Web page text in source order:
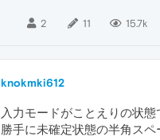
2 11 15.7k
knokmki612
入力モードがことえりの状
勝手に未確定状態の半角スペ